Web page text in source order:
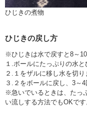
ひじきの煮物
ひじきの戻し方
※ひじきは水で戻すと8～10
１.ボールにたっぷりの水と
２.１をザルに移し水を切り
３.２をボールに戻し、3～
※急いでいるときは、たっ
い流しする方法でもOKです